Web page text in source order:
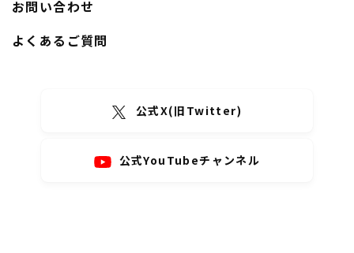
お問い合わせ
よくあるご質問
公式X(旧Twitter)
公式YouTubeチャンネル